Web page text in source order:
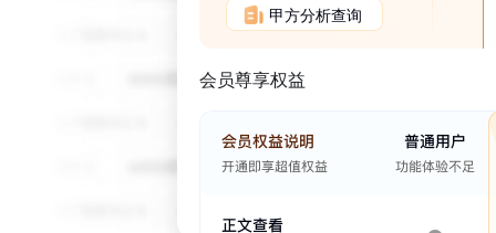
甲方分析查询
会员尊享权益